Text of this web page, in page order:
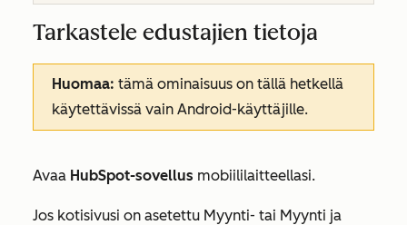
Tarkastele edustajien tietoja
Huomaa: tämä ominaisuus on tällä hetkellä
käytettävissä vain Android-käyttäjille.
Avaa HubSpot-sovellus mobiililaitteellasi.
Jos kotisivusi on asetettu Myynti- tai Myynti ja